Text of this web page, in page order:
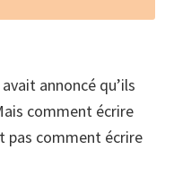
annoncé qu’ils
comment écrire
pas comment écrire